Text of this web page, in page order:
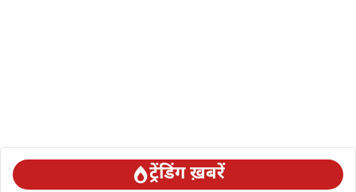
ट्रेंडिंग ख़बरें